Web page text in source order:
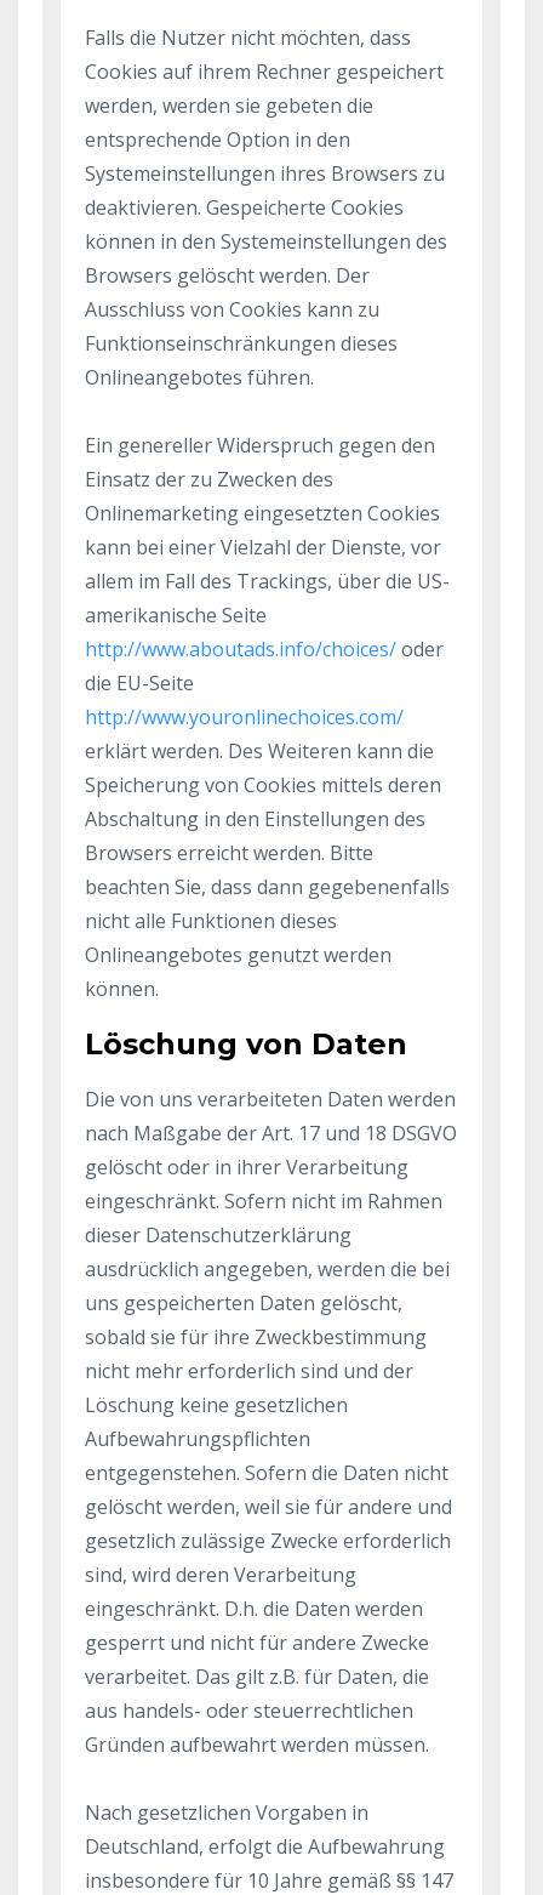
Falls die Nutzer nicht möchten, dass
Cookies auf ihrem Rechner gespeichert
werden, werden sie gebeten die
entsprechende Option in den
Systemeinstellungen ihres Browsers zu
deaktivieren. Gespeicherte Cookies
können in den Systemeinstellungen des
Browsers gelöscht werden. Der
Ausschluss von Cookies kann zu
Funktionseinschränkungen dieses
Onlineangebotes führen.
Ein genereller Widerspruch gegen den
Einsatz der zu Zwecken des
Onlinemarketing eingesetzten Cookies
kann bei einer Vielzahl der Dienste, vor
allem im Fall des Trackings, über die US-
amerikanische Seite
http://www.aboutads.info/choices/oder
die EU-Seite
http://www.youronlinechoices.com/
erklärt werden. Des Weiteren kann die
Speicherung von Cookies mittels deren
Abschaltung in den Einstellungen des
Browsers erreicht werden. Bitte
beachten Sie, dass dann gegebenenfalls
nicht alle Funktionen dieses
Onlineangebotes genutzt werden
können.
Löschung von Daten
Die von uns verarbeiteten Daten werden
nach Maßgabe der Art. 17 und 18 DSGVO
gelöscht oder in ihrer Verarbeitung
eingeschränkt. Sofern nicht im Rahmen
dieser Datenschutzerklärung
ausdrücklich angegeben, werden die bei
uns gespeicherten Daten gelöscht,
sobald sie für ihre Zweckbestimmung
nicht mehr erforderlich sind und der
Löschung keine gesetzlichen
Aufbewahrungspflichten
entgegenstehen. Sofern die Daten nicht
gelöscht werden, weil sie für andere und
gesetzlich zulässige Zwecke erforderlich
sind, wird deren Verarbeitung
eingeschränkt. D.h. die Daten werden
gesperrt und nicht für andere Zwecke
verarbeitet. Das gilt z.B. für Daten, die
aus handels- oder steuerrechtlichen
Gründen aufbewahrt werden müssen.
Nach gesetzlichen Vorgaben in
Deutschland, erfolgt die Aufbewahrung
insbesondere für 10 Jahre gemäß §§ 147